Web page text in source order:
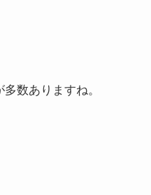
数ありますね。